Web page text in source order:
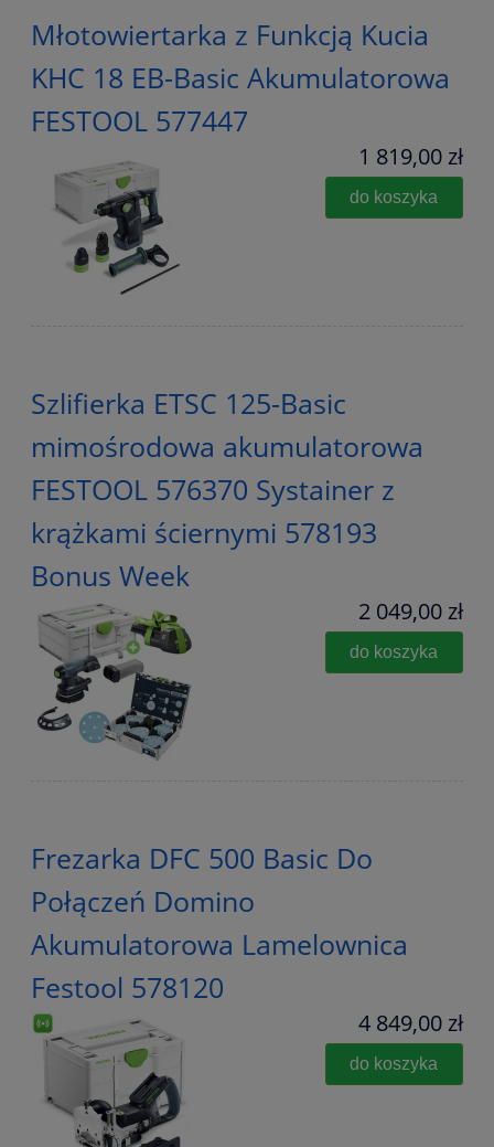
Młotowiertarka z Funkcją Kucia
KHC 18 EB-Basic Akumulatorowa
FESTOOL 577447
1 819,00 zł
do koszyka
Szlifierka ETSC 125-Basic
mimośrodowa akumulatorowa
FESTOOL 576370 Systainer z
krążkami ściernymi 578193
Bonus Week
2 049,00 zł
do koszyka
Frezarka DFC 500 Basic Do
Połączeń Domino
Akumulatorowa Lamelownica
Festool 578120
4 849,00 zł
do koszyka